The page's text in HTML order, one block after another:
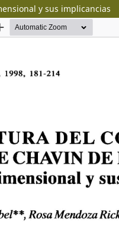
y sus implicancias